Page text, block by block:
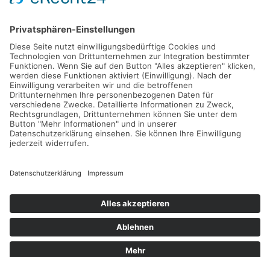
Gefördert durch die
Freie und Hansestadt Hamburg
SUCHT.HAMBURG gGmbH
Datenschutz Impressum Sitemap